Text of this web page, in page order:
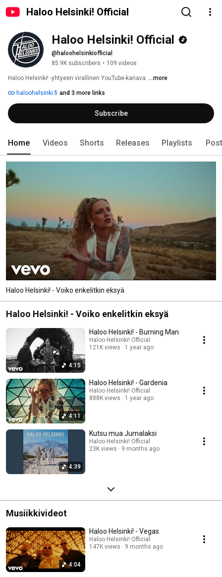
Haloo Helsinki! Official
Haloo Helsinki! Official
@haloohelsinkiofficial
85.9K subscribers • 109 videos
Haloo Helsinki! -yhtyeen virallinen YouTube-kanava. ...more
haloohelsinki.fi and 3 more links
Subscribe
Home Videos Shorts Releases Playlists
Haloo Helsinki! - Voiko enkelitkin eksyä
Haloo Helsinki! - Voiko enkelitkin eksyä
4:15
Haloo Helsinki! - Burning Man
Haloo Helsinki! Official
121K views
1 year ago
4:11
Haloo Helsinki! - Gardenia
Haloo Helsinki! Official
888K views
1 year ago
4:39
Kutsu mua Jumalaksi
Haloo Helsinki! Official
23K views
9 months ago
Musiikkivideot
4:04
Haloo Helsinki! - Vegas
Haloo Helsinki! Official
147K views
9 months ago